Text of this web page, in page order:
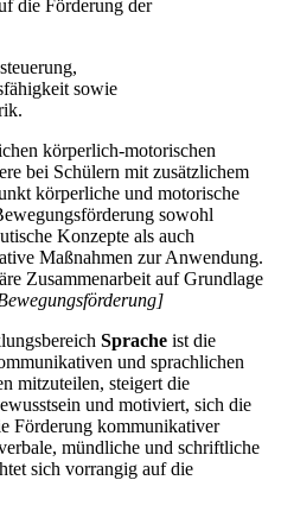
die Förderung der
sowie
körperlich-motorischen
bei Schülern mit zusätzlichem
körperliche und motorische
sowohl
Konzepte als auch
Maßnahmen zur Anwendung.
Zusammenarbeit auf Grundlage
Sprache ist die
und sprachlichen
mitzuteilen, steigert die
und motiviert, sich die
Förderung kommunikativer
mündliche und schriftliche
sich vorrangig auf die